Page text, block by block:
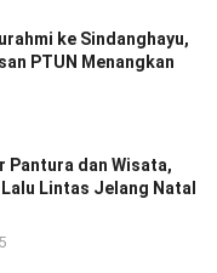
ke Sindanghayu,
PTUN Menangkan
Pantura dan Wisata,
Lintas Jelang Natal